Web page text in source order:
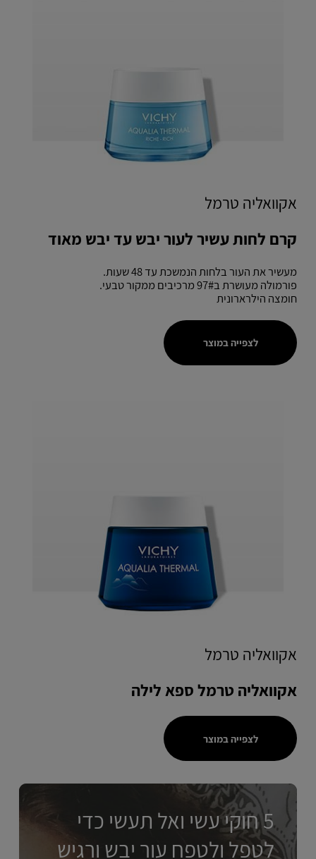
אקוואליה טרמל
קרם לחות עשיר לעור יבש עד יבש מאוד
מעשיר את העור בלחות הנמשכת עד 48 שעות.
פורמולה מעושרת ב97# מרכיבים ממקור טבעי.
חומצה הילרארונית
לצפייה במוצר
אקוואליה טרמל
אקוואליה טרמל ספא לילה
לצפייה במוצר
5 חוקי עשי ואל תעשי כדי
לטפל ולטפח עור יבש ורגיש